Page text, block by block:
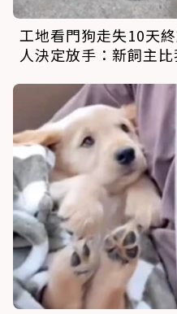
工地看門狗走失10天
人決定放手：新飼主